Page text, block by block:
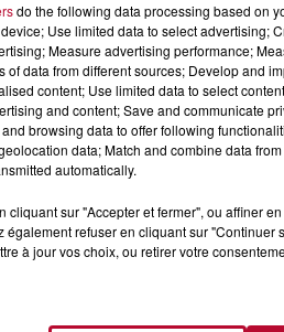
BIG TECH
que font peser
puzzle mental dont les
acteur- de cette Tech
évolution pour la Tech.
et ensuite les
do the following data processing based on
Use limited data to select advertising;
Measure advertising performance;
of data from different sources; Develop and
content; Use limited data to select
and content; Save and communicate
browsing data to offer following
data; Match and combine data
automatically.
cliquant sur "Accepter et fermer", ou affiner
également refuser en cliquant sur
à jour vos choix, ou retirer votre